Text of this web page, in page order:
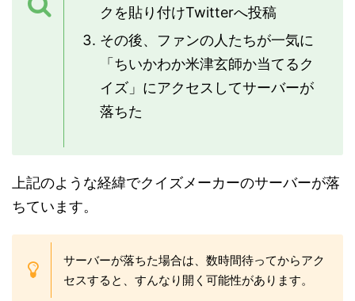
クを貼り付けTwitterへ投稿
その後、ファンの人たちが一気に
「ちいかわか米津玄師か当てるク
イズ」にアクセスしてサーバーが
落ちた
上記のような経緯でクイズメーカーのサーバーが落
ちています。
サーバーが落ちた場合は、数時間待ってからアク
セスすると、すんなり開く可能性があります。